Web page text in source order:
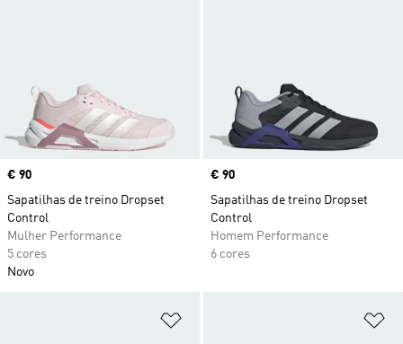
Price
€ 90
Sapatilhas de treino Dropset
Control
Mulher Performance
5 cores
Novo
Price
€ 90
Sapatilhas de treino Dropset
Control
Homem Performance
6 cores